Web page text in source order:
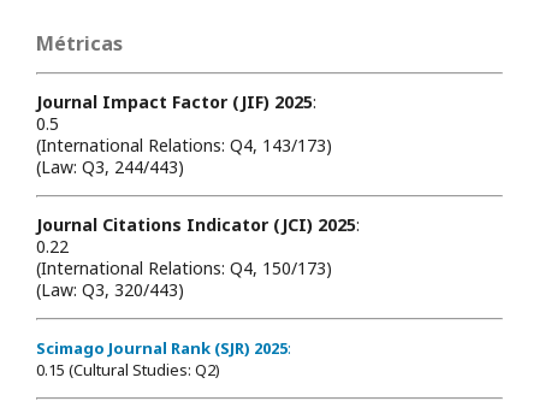
Métricas
Journal Impact Factor (JIF) 2025:
0.5
(International Relations: Q4, 143/173)
(Law: Q3, 244/443)
Journal Citations Indicator (JCI) 2025:
0.22
(International Relations: Q4, 150/173)
(Law: Q3, 320/443)
Scimago Journal Rank (SJR) 2025:
0.15 (Cultural Studies: Q2)